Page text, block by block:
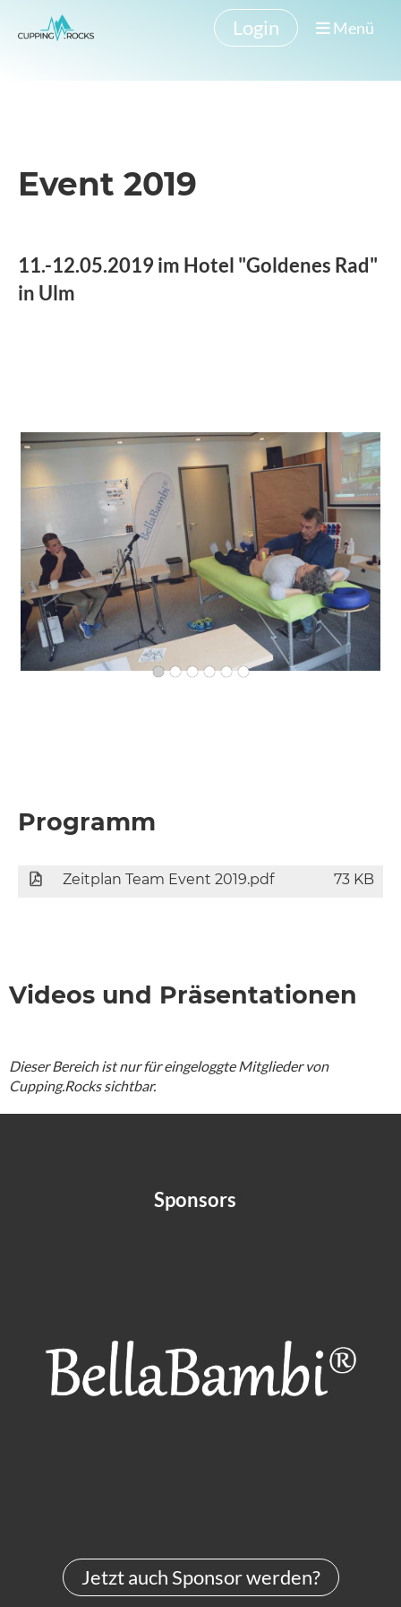
Login Menü
Event 2019
11.-12.05.2019 im Hotel "Goldenes Rad"
in Ulm
Programm
Zeitplan Team Event 2019.pdf 73 KB
Videos und Präsentationen
Dieser Bereich ist nur für eingeloggte Mitglieder von
Cupping.Rocks sichtbar.
Sponsors
Jetzt auch Sponsor werden?